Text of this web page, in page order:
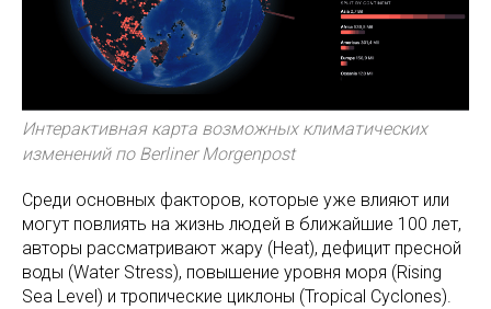
Интерактивная карта возможных климатических
изменений по Berliner Morgenpost
Среди основных факторов, которые уже влияют или
могут повлиять на жизнь людей в ближайшие 100 лет,
авторы рассматривают жару (Heat), дефицит пресной
воды (Water Stress), повышение уровня моря (Rising
Sea Level) и тропические циклоны (Tropical Cyclones).